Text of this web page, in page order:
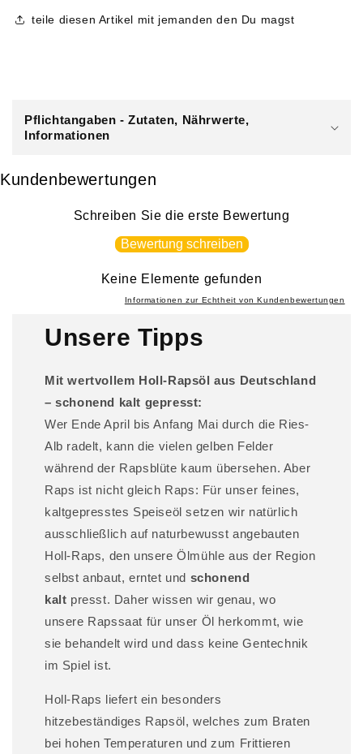
teile diesen Artikel mit jemanden den Du magst
l
Pflichtangaben - Zutaten, Nährwerte,
Informationen
Kundenbewertungen
Schreiben Sie die erste Bewertung
Bewertung schreiben
Keine Elemente gefunden
Informationen zur Echtheit von Kundenbewertungen
Unsere Tipps
Mit wertvollem Holl-Rapsöl aus Deutschland
– schonend kalt gepresst:
Wer Ende April bis Anfang Mai durch die Ries-
Alb radelt, kann die vielen gelben Felder
während der Rapsblüte kaum übersehen. Aber
Raps ist nicht gleich Raps: Für unser feines,
kaltgepresstes Speiseöl setzen wir natürlich
ausschließlich auf naturbewusst angebauten
Holl-Raps, den unsere Ölmühle aus der Region
selbst anbaut, erntet und schonend
kalt presst. Daher wissen wir genau, wo
unsere Rapssaat für unser Öl herkommt, wie
sie behandelt wird und dass keine Gentechnik
im Spiel ist.
Holl-Raps liefert ein besonders
hitzebeständiges Rapsöl, welches zum Braten
bei hohen Temperaturen und zum Frittieren